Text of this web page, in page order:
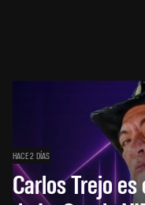
HACE 2 DÍAS
Carlos Trejo